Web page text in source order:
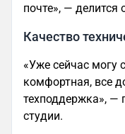
почте», —
Качество
«Уже сейчас могу
комфортная, все
техподдержка», —
студии.